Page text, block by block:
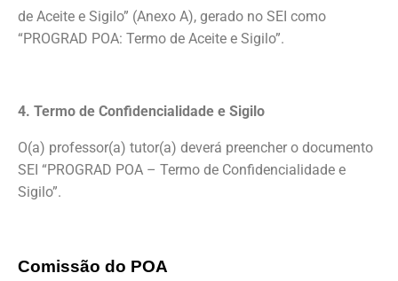
de Aceite e Sigilo” (Anexo A), gerado no SEI como
“PROGRAD POA: Termo de Aceite e Sigilo”.
4. Termo de Confidencialidade e Sigilo
O(a) professor(a) tutor(a) deverá preencher o documento
SEI “PROGRAD POA – Termo de Confidencialidade e
Sigilo”.
Comissão do POA